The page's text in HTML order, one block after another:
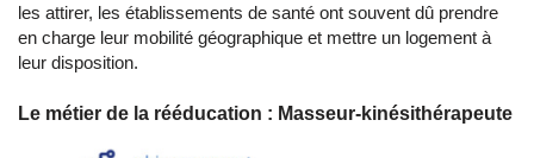
les attirer, les établissements de santé ont souvent dû prendre
en charge leur mobilité géographique et mettre un logement à
leur disposition.
Le métier de la rééducation : Masseur-kinésithérapeute